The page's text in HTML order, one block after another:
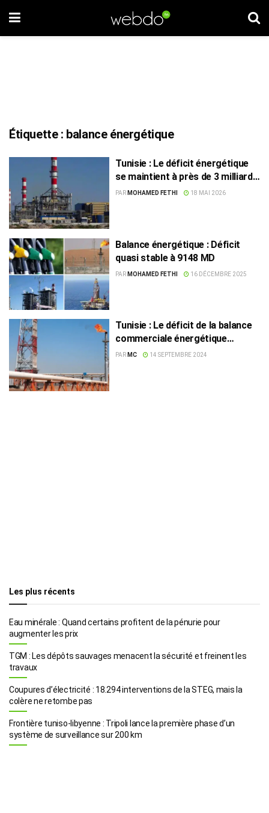
Étiquette : balance énergétique
Tunisie : Le déficit énergétique
se maintient à près de 3 milliards
de dinars
PAR MOHAMED FETHI 18 MAI 2026
Balance énergétique : Déficit
quasi stable à 9148 MD
PAR MOHAMED FETHI 16 DÉCEMBRE 2025
Tunisie : Le déficit de la balance
commerciale énergétique
s’aggrave de 27%
PAR MC 14 SEPTEMBRE 2024
Les plus récents
Eau minérale : Quand certains profitent de la pénurie pour
augmenter les prix
TGM : Les dépôts sauvages menacent la sécurité et freinent les
travaux
Coupures d’électricité : 18.294 interventions de la STEG, mais la
colère ne retombe pas
Frontière tuniso-libyenne : Tripoli lance la première phase d’un
système de surveillance sur 200 km